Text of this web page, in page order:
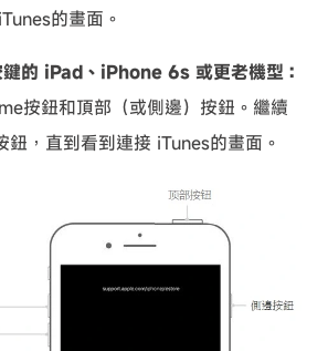
的畫面。
的 iPad、iPhone 6s 或更老機型：
按鈕和頂部（或側邊）按鈕。繼續
鈕，直到看到連接 iTunes的畫面。